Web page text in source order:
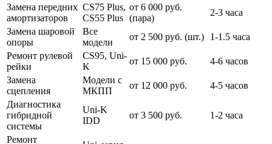
Замена передних
амортизаторов
CS75 Plus,
CS55 Plus
от 6 000 руб.
(пара)
2-3 часа
Замена шаровой
опоры
Все
модели
от 2 500 руб. (шт.)
1-1.5 часа
Ремонт рулевой
рейки
CS95, Uni-
K
от 15 000 руб.
4-6 часов
Замена
сцепления
Модели с
МКПП
от 12 000 руб.
4-5 часов
Диагностика
гибридной
системы
Uni-K
IDD
от 3 500 руб. 1-2 часа
Ремонт